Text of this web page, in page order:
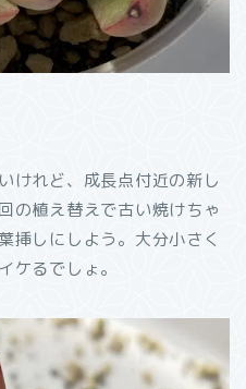
けれど、成長点付近の新し
の植え替えで古い焼けちゃ
挿しにしよう。大分小さく
ケるでしょ。